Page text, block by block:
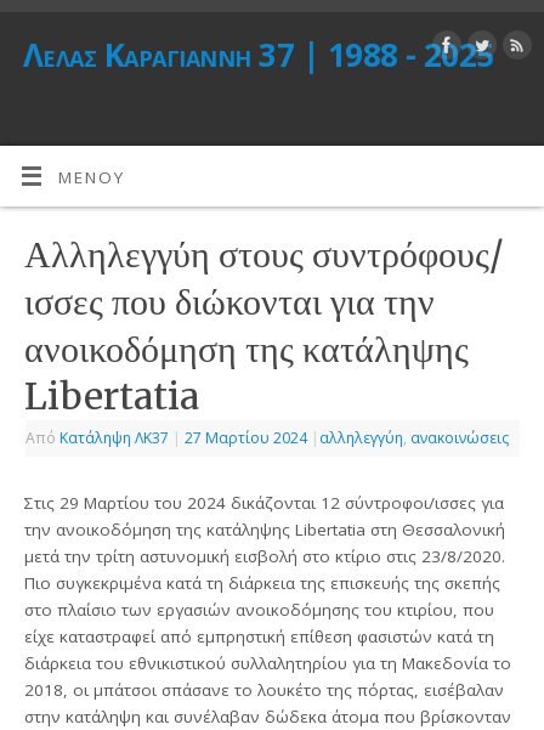
Λέλας Καραγιάννη 37 | 1988 - 2025
ΜΕΝΟΎ
Αλληλεγγύη στους συντρόφους/
ισσες που διώκονται για την
ανοικοδόμηση της κατάληψης
Libertatia
Από Κατάληψη ΛΚ37 | 27 Μαρτίου 2024 | αλληλεγγύη, ανακοινώσεις
Στις 29 Μαρτίου του 2024 δικάζονται 12 σύντροφοι/ισσες για
την ανοικοδόμηση της κατάληψης Libertatia στη Θεσσαλονική
μετά την τρίτη αστυνομική εισβολή στο κτίριο στις 23/8/2020.
Πιο συγκεκριμένα κατά τη διάρκεια της επισκευής της σκεπής
στο πλαίσιο των εργασιών ανοικοδόμησης του κτιρίου, που
είχε καταστραφεί από εμπρηστική επίθεση φασιστών κατά τη
διάρκεια του εθνικιστικού συλλαλητηρίου για τη Μακεδονία το
2018, οι μπάτσοι σπάσανε το λουκέτο της πόρτας, εισέβαλαν
στην κατάληψη και συνέλαβαν δώδεκα άτομα που βρίσκονταν